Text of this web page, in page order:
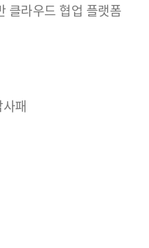
클라우드 협업 플랫폼
패